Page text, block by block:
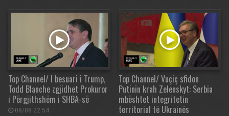
Top Channel/ I besuari i Trump,
Todd Blanche zgjidhet Prokuror
i Përgjithshëm i SHBA-së
08/08 22:54
Top Channel/ Vuçiç sfidon
Putinin krah Zelenskyt: Serbia
mbështet integritetin
territorial të Ukrainës